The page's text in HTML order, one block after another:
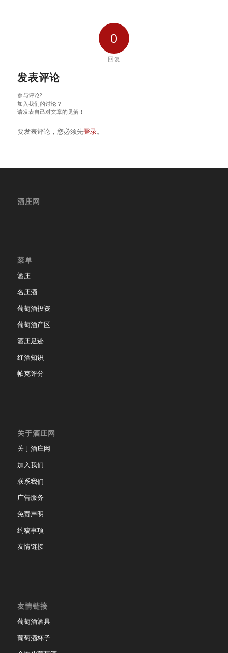
0
回复
发表评论
参与评论?
加入我们的讨论？
请发表自己对文章的见解！
要发表评论，您必须先登录。
酒庄网
菜单
酒庄
名庄酒
葡萄酒投资
葡萄酒产区
酒庄足迹
红酒知识
帕克评分
关于酒庄网
关于酒庄网
加入我们
联系我们
广告服务
免责声明
约稿事项
友情链接
友情链接
葡萄酒酒具
葡萄酒杯子